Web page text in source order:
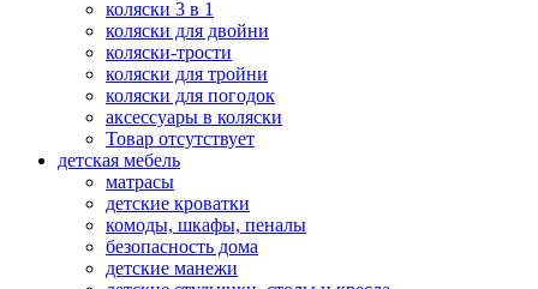
коляски 3 в 1
коляски для двойни
коляски-трости
коляски для тройни
коляски для погодок
аксессуары в коляски
Товар отсутствует
детская мебель
матрасы
детские кроватки
комоды, шкафы, пеналы
безопасность дома
детские манежи